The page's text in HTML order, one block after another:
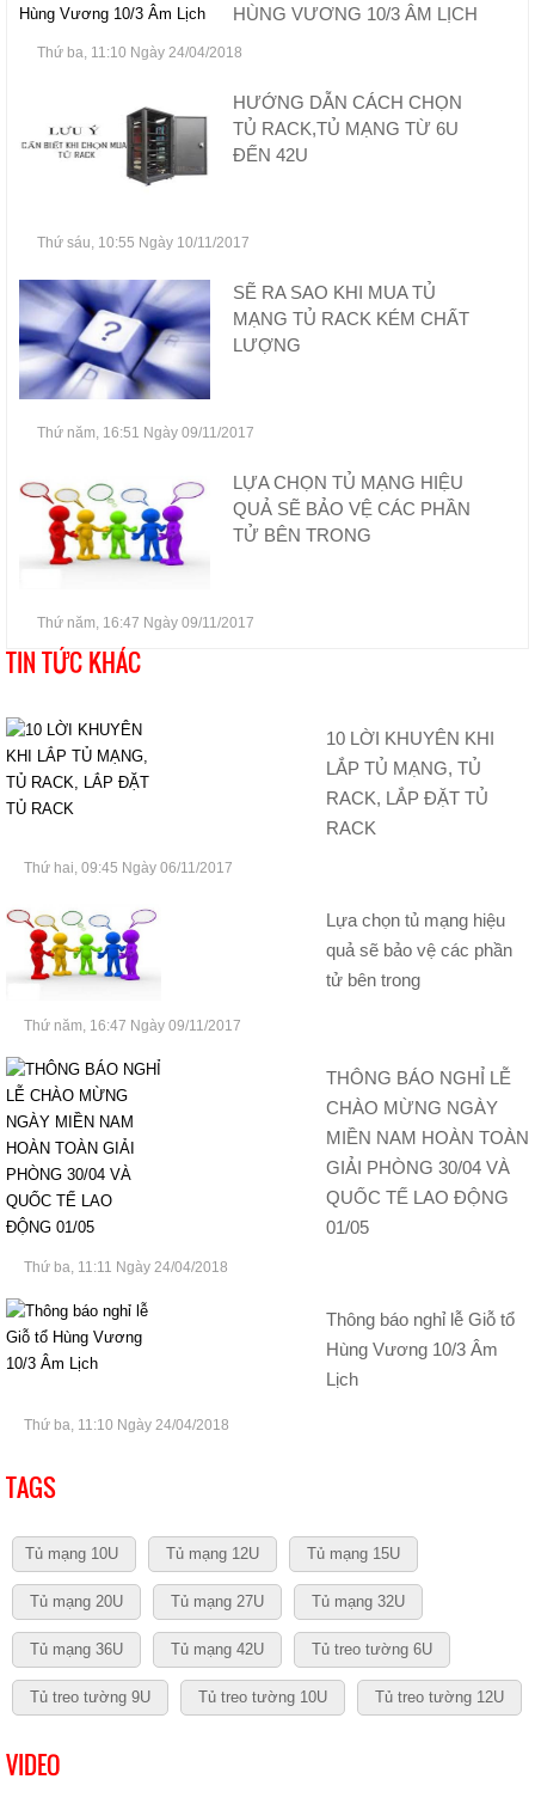
HÙNG VƯƠNG 10/3 ÂM LỊCH
Thứ ba, 11:10 Ngày 24/04/2018
HƯỚNG DẪN CÁCH CHỌN
TỦ RACK,TỦ MẠNG TỪ 6U
ĐẾN 42U
Thứ sáu, 10:55 Ngày 10/11/2017
SẼ RA SAO KHI MUA TỦ
MẠNG TỦ RACK KÉM CHẤT
LƯỢNG
Thứ năm, 16:51 Ngày 09/11/2017
LỰA CHỌN TỦ MẠNG HIỆU
QUẢ SẼ BẢO VỆ CÁC PHẦN
TỬ BÊN TRONG
Thứ năm, 16:47 Ngày 09/11/2017
TIN TỨC KHÁC
10 LỜI KHUYÊN KHI
LẮP TỦ MẠNG, TỦ
RACK, LẮP ĐẶT TỦ
RACK
Thứ hai, 09:45 Ngày 06/11/2017
Lựa chọn tủ mạng hiệu
quả sẽ bảo vệ các phần
tử bên trong
Thứ năm, 16:47 Ngày 09/11/2017
THÔNG BÁO NGHỈ LỄ
CHÀO MỪNG NGÀY
MIỀN NAM HOÀN TOÀN
GIẢI PHÒNG 30/04 VÀ
QUỐC TẾ LAO ĐỘNG
01/05
Thứ ba, 11:11 Ngày 24/04/2018
Thông báo nghỉ lễ Giỗ tổ
Hùng Vương 10/3 Âm
Lịch
Thứ ba, 11:10 Ngày 24/04/2018
TAGS
Tủ mạng 10U Tủ mạng 12U Tủ mạng 15U
Tủ mạng 20U Tủ mạng 27U Tủ mạng 32U
Tủ mạng 36U Tủ mạng 42U Tủ treo tường 6U
Tủ treo tường 9U Tủ treo tường 10U Tủ treo tường 12U
VIDEO